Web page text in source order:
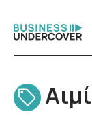
content